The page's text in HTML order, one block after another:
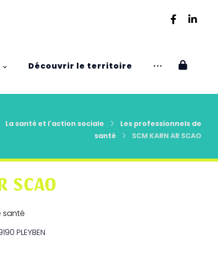
Découvrir le territoire
La santé et l'action sociale
Les professionnels de
santé
SCM KARN AR SCAO
SCAO
santé
PLEYBEN